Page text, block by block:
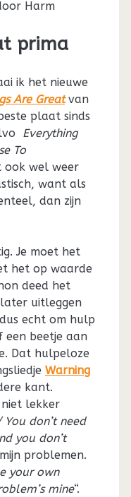
Harm
prima
ik het nieuwe
Are Greatvan
plaat sinds
Everything
To
ook wel weer
want als
dan zijn
Je moet het
het op waarde
deed het
uitleggen
echt om hulp
een beetje aan
Dat hulpeloze
Warning
kant.
niet lekker
don’t need
you don’t
problemen.
your own
mine“.